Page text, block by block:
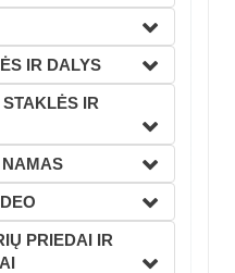
IR DALYS
IR
PRIEDAI IR